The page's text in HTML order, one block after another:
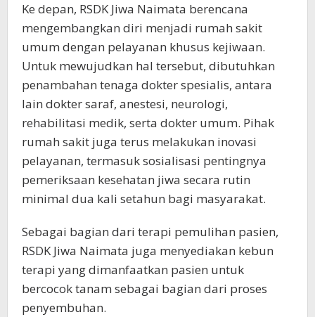
Ke depan, RSDK Jiwa Naimata berencana
mengembangkan diri menjadi rumah sakit
umum dengan pelayanan khusus kejiwaan.
Untuk mewujudkan hal tersebut, dibutuhkan
penambahan tenaga dokter spesialis, antara
lain dokter saraf, anestesi, neurologi,
rehabilitasi medik, serta dokter umum. Pihak
rumah sakit juga terus melakukan inovasi
pelayanan, termasuk sosialisasi pentingnya
pemeriksaan kesehatan jiwa secara rutin
minimal dua kali setahun bagi masyarakat.
Sebagai bagian dari terapi pemulihan pasien,
RSDK Jiwa Naimata juga menyediakan kebun
terapi yang dimanfaatkan pasien untuk
bercocok tanam sebagai bagian dari proses
penyembuhan.